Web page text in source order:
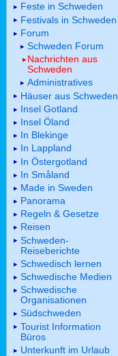
Feste in Schweden
Festivals in Schweden
Forum
Schweden Forum
Nachrichten aus
Schweden
Administratives
Häuser aus Schweden
Insel Gotland
Insel Öland
In Blekinge
In Lappland
In Östergotland
In Småland
Made in Sweden
Panorama
Regeln & Gesetze
Reisen
Schweden-
Reiseberichte
Schwedisch lernen
Schwedische Medien
Schwedische
Organisationen
Südschweden
Tourist Information
Büros
Unterkunft im Urlaub